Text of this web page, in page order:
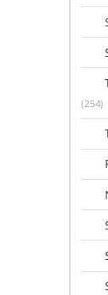
(254)